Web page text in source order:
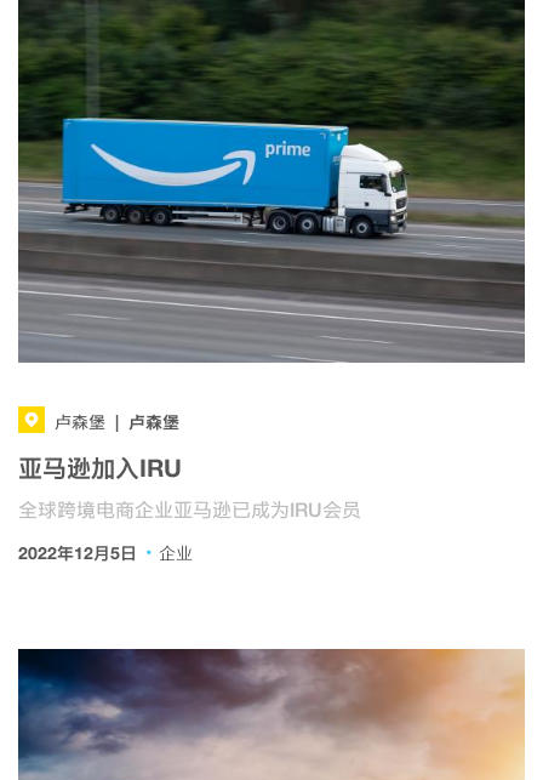
卢森堡 卢森堡
亚马逊加入IRU
全球跨境电商企业亚马逊已成为IRU会员
2022年12月5日 · 企业